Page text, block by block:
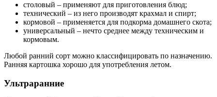
столовый – применяют для приготовления блюд;
технический – из него производят крахмал и спирт;
кормовой – применяется для подкорма домашнего скота;
универсальный – нечто среднее между техническим и
кормовым.
Любой ранний сорт можно классифицировать по назначению.
Ранняя картошка хорошо для употребления летом.
Ультраранние